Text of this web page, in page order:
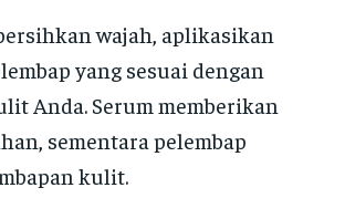
wajah, aplikasikan
yang sesuai dengan
Anda. Serum memberikan
sementara pelembap
kulit.